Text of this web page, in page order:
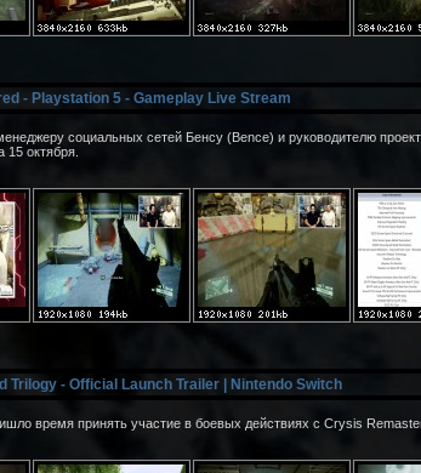
- Playstation 5 - Gameplay Live Stream
социальных сетей Бенсу (Bence) и руководителю
15 октября.
Trilogy - Official Launch Trailer | Nintendo Switch
время принять участие в боевых действиях с Crysis